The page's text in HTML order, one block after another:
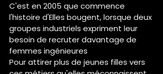
C'est en 2005 que commence
l'histoire d'Elles bougent, lorsque deux
groupes industriels expriment leur
besoin de recruter davantage de
femmes ingénieures
Pour attirer plus de jeunes filles vers